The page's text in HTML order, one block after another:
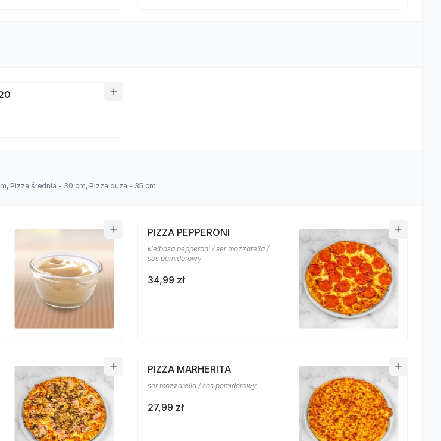
Pizza średnia - 30 cm, Pizza duża - 35 cm.
PIZZA PEPPERONI
kiełbasa pepperoni / ser mozzarella /
sos pomidorowy
34,99 zł
PIZZA MARHERITA
ser mozzarella / sos pomidorowy
27,99 zł